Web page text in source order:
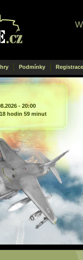
Podmínky Registrace
- 20:00
hodin 59 minut